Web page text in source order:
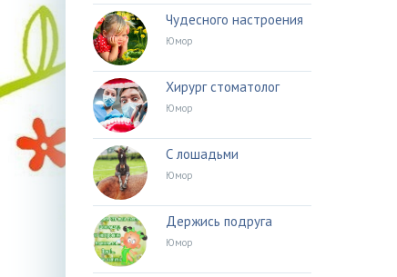
Чудесного настроения
Юмор
Хирург стоматолог
Юмор
С лошадьми
Юмор
Держись подруга
Юмор